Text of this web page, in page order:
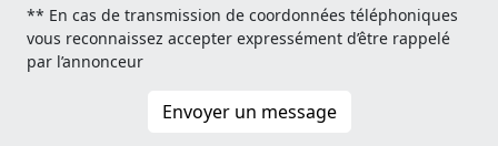
** En cas de transmission de coordonnées téléphoniques
vous reconnaissez accepter expressément d’être rappelé
par l’annonceur
Envoyer un message